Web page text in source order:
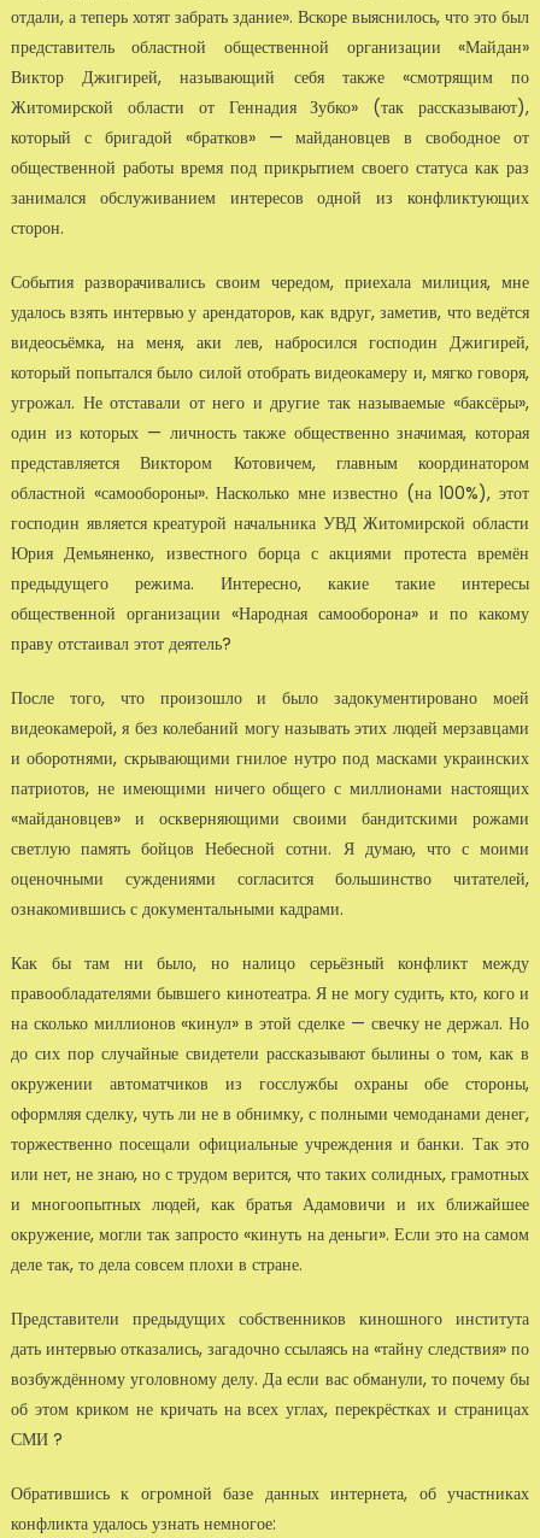
отдали, а теперь хотят забрать здание». Вскоре выяснилось, что это был
представитель областной общественной организации «Майдан»
Виктор Джигирей, называющий себя также «смотрящим по
Житомирской области от Геннадия Зубко» (так рассказывают),
который с бригадой «братков» — майдановцев в свободное от
общественной работы время под прикрытием своего статуса как раз
занимался обслуживанием интересов одной из конфликтующих
сторон.
События разворачивались своим чередом, приехала милиция, мне
удалось взять интервью у арендаторов, как вдруг, заметив, что ведётся
видеосьёмка, на меня, аки лев, набросился господин Джигирей,
который попытался было силой отобрать видеокамеру и, мягко говоря,
угрожал. Не отставали от него и другие так называемые «баксёры»,
один из которых — личность также общественно значимая, которая
представляется Виктором Котовичем, главным координатором
областной «самообороны». Насколько мне известно (на 100%), этот
господин является креатурой начальника УВД Житомирской области
Юрия Демьяненко, известного борца с акциями протеста времён
предыдущего режима. Интересно, какие такие интересы
общественной организации «Народная самооборона» и по какому
праву отстаивал этот деятель?
После того, что произошло и было задокументировано моей
видеокамерой, я без колебаний могу называть этих людей мерзавцами
и оборотнями, скрывающими гнилое нутро под масками украинских
патриотов, не имеющими ничего общего с миллионами настоящих
«майдановцев» и оскверняющими своими бандитскими рожами
светлую память бойцов Небесной сотни. Я думаю, что с моими
оценочными суждениями согласится большинство читателей,
ознакомившись с документальными кадрами.
Как бы там ни было, но налицо серьёзный конфликт между
правообладателями бывшего кинотеатра. Я не могу судить, кто, кого и
на сколько миллионов «кинул» в этой сделке — свечку не держал. Но
до сих пор случайные свидетели рассказывают былины о том, как в
окружении автоматчиков из госслужбы охраны обе стороны,
оформляя сделку, чуть ли не в обнимку, с полными чемоданами денег,
торжественно посещали официальные учреждения и банки. Так это
или нет, не знаю, но с трудом верится, что таких солидных, грамотных
и многоопытных людей, как братья Адамовичи и их ближайшее
окружение, могли так запросто «кинуть на деньги». Если это на самом
деле так, то дела совсем плохи в стране.
Представители предыдущих собственников киношного института
дать интервью отказались, загадочно ссылаясь на «тайну следствия» по
возбуждённому уголовному делу. Да если вас обманули, то почему бы
об этом криком не кричать на всех углах, перекрёстках и страницах
СМИ ?
Обратившись к огромной базе данных интернета, об участниках
конфликта удалось узнать немногое: